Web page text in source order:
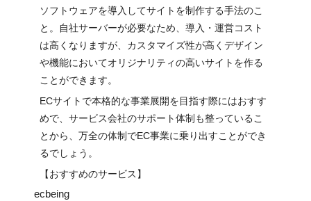
ソフトウェアを導入してサイトを制作する手法のこ
と。自社サーバーが必要なため、導入・運営コスト
は高くなりますが、カスタマイズ性が高くデザイン
や機能においてオリジナリティの高いサイトを作る
ことができます。
ECサイトで本格的な事業展開を目指す際にはおすす
めで、サービス会社のサポート体制も整っているこ
とから、万全の体制でEC事業に乗り出すことができ
るでしょう。
【おすすめのサービス】
ecbeing